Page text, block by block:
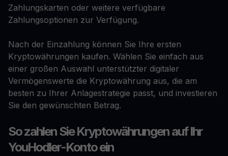
Zahlungskarten oder weitere verfügbare
Zahlungsoptionen zur Verfügung.
Nach der Einzahlung können Sie Ihre ersten
Kryptowährungen kaufen. Wählen Sie einfach aus
einer großen Auswahl unterstützter digitaler
Vermögenswerte die Kryptowährung aus, die am
besten zu Ihrer Anlagestrategie passt, und investieren
Sie den gewünschten Betrag.
So zahlen Sie Kryptowährungen auf Ihr
YouHodler-Konto ein